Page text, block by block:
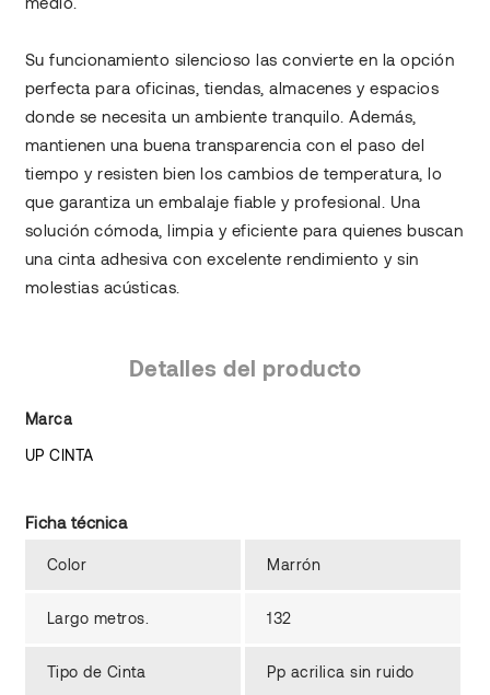
Su funcionamiento silencioso las convierte en la opción
perfecta para oficinas, tiendas, almacenes y espacios
donde se necesita un ambiente tranquilo. Además,
mantienen una buena transparencia con el paso del
tiempo y resisten bien los cambios de temperatura, lo
que garantiza un embalaje fiable y profesional. Una
solución cómoda, limpia y eficiente para quienes buscan
una cinta adhesiva con excelente rendimiento y sin
molestias acústicas.
Detalles del producto
Marca
UP CINTA
Ficha técnica
Color Marrón
Largo metros. 132
Tipo de Cinta Pp acrilica sin ruido